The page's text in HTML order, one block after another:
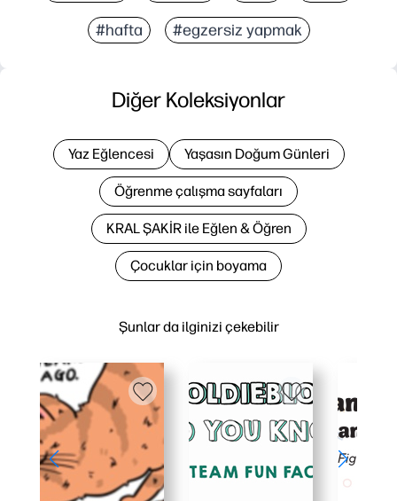
#hafta #egzersiz yapmak
Şunlar da ilginizi çekebilir
Diğer Koleksiyonlar
Yaz Eğlencesi Yaşasın Doğum Günleri
Öğrenme çalışma sayfaları
KRAL ŞAKİR ile Eğlen & Öğren
Çocuklar için boyama